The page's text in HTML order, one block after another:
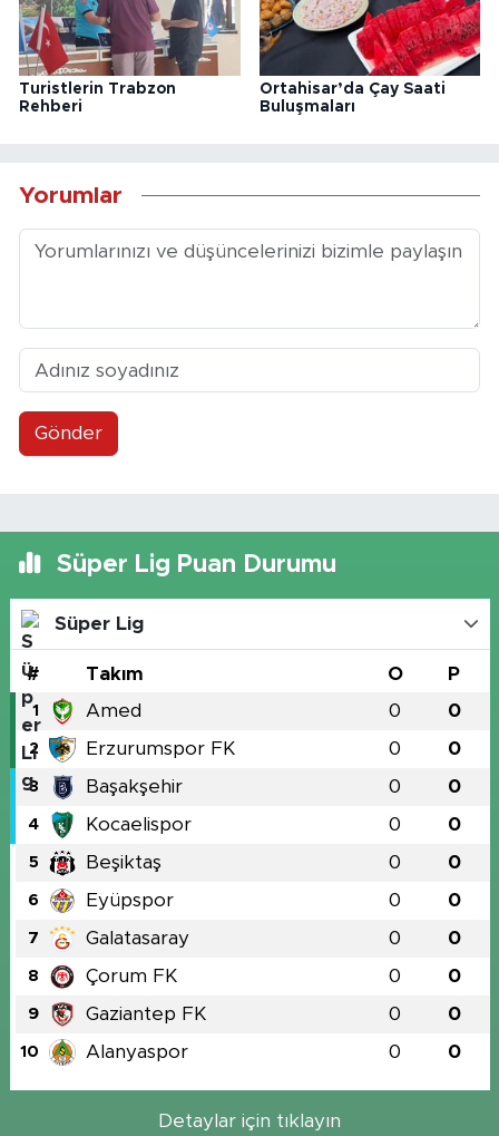
Turistlerin Trabzon
Rehberi
Ortahisar’da Çay Saati
Buluşmaları
Yorumlar
Gönder
Süper Lig Puan Durumu
Süper Lig
# Takım O P
1 Amed 0 0
2 Erzurumspor FK 0 0
3 Başakşehir 0 0
4 Kocaelispor 0 0
5 Beşiktaş 0 0
6 Eyüpspor 0 0
7 Galatasaray 0 0
8 Çorum FK 0 0
9 Gaziantep FK 0 0
10 Alanyaspor 0 0
Detaylar için tıklayın